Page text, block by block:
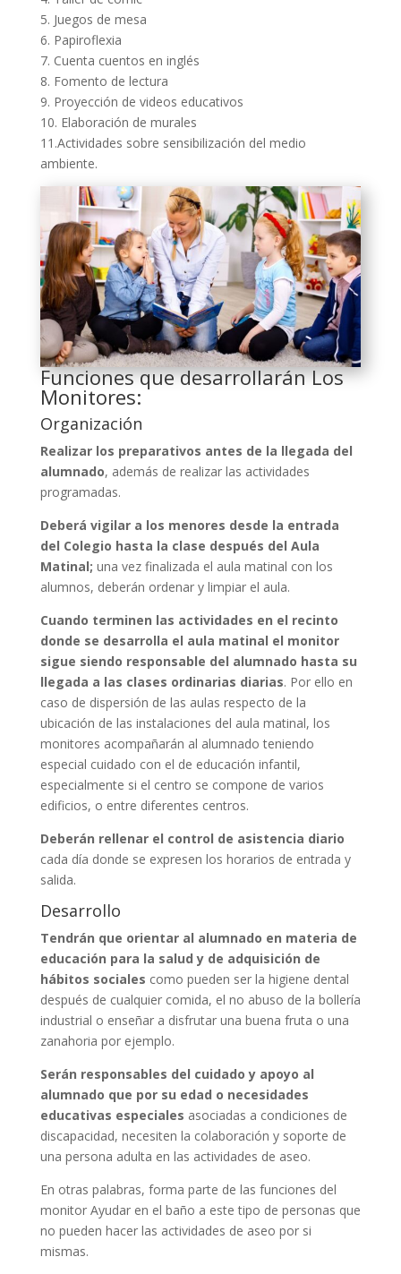
5. Juegos de mesa
6. Papiroflexia
7. Cuenta cuentos en inglés
8. Fomento de lectura
9. Proyección de videos educativos
10. Elaboración de murales
11.Actividades sobre sensibilización del medio
ambiente.
Funciones que desarrollarán Los
Monitores:
Organización
Realizar los preparativos antes de la llegada del
alumnado, además de realizar las actividades
programadas.
Deberá vigilar a los menores desde la entrada
del Colegio hasta la clase después del Aula
Matinal; una vez finalizada el aula matinal con los
alumnos, deberán ordenar y limpiar el aula.
Cuando terminen las actividades en el recinto
donde se desarrolla el aula matinal el monitor
sigue siendo responsable del alumnado hasta su
llegada a las clases ordinarias diarias. Por ello en
caso de dispersión de las aulas respecto de la
ubicación de las instalaciones del aula matinal, los
monitores acompañarán al alumnado teniendo
especial cuidado con el de educación infantil,
especialmente si el centro se compone de varios
edificios, o entre diferentes centros.
Deberán rellenar el control de asistencia diario
cada día donde se expresen los horarios de entrada y
salida.
Desarrollo
Tendrán que orientar al alumnado en materia de
educación para la salud y de adquisición de
hábitos sociales como pueden ser la higiene dental
después de cualquier comida, el no abuso de la bollería
industrial o enseñar a disfrutar una buena fruta o una
zanahoria por ejemplo.
Serán responsables del cuidado y apoyo al
alumnado que por su edad o necesidades
educativas especiales asociadas a condiciones de
discapacidad, necesiten la colaboración y soporte de
una persona adulta en las actividades de aseo.
En otras palabras, forma parte de las funciones del
monitor Ayudar en el baño a este tipo de personas que
no pueden hacer las actividades de aseo por si
mismas.